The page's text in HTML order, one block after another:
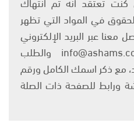
في المواد التي تظهر
عبر البريد الإلكتروني
على العنوان التالي: info@ashams.com والطلب
مع ذكر اسمك الكامل ورقم
ورابط للصفحة ذات الصلة